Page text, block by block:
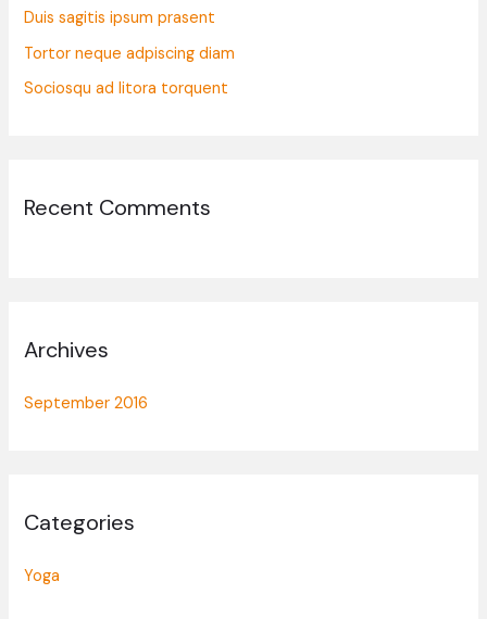
r
:
Duis sagitis ipsum prasent
Tortor neque adpiscing diam
Sociosqu ad litora torquent
Recent Comments
Archives
September 2016
Categories
Yoga